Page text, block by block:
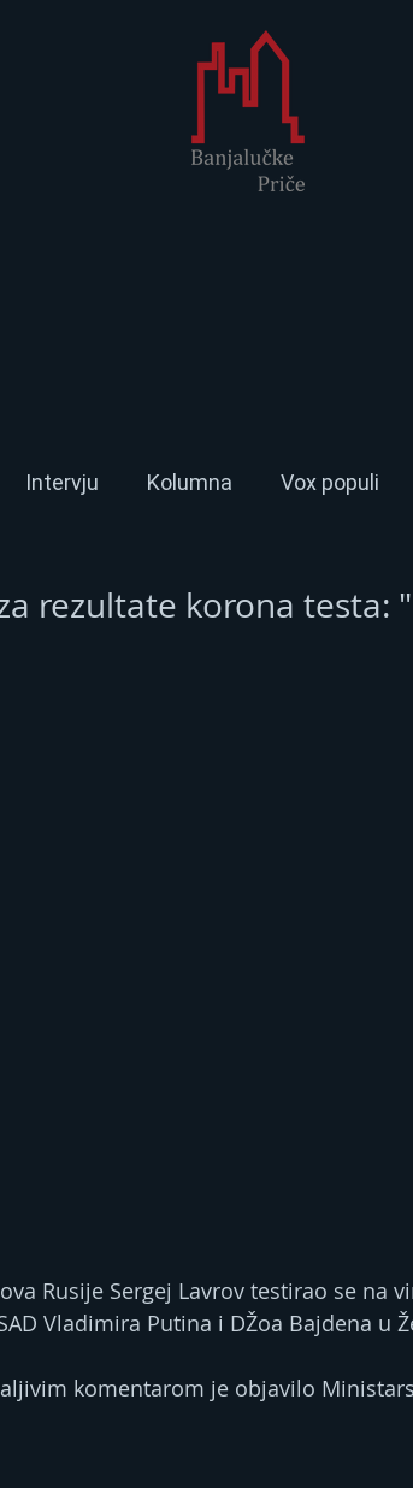
Intervju Kolumna Vox populi
rezultate korona testa:
Rusije Sergej Lavrov testirao se na
Vladimira Putina i DŽoa Bajdena u
komentarom je objavilo